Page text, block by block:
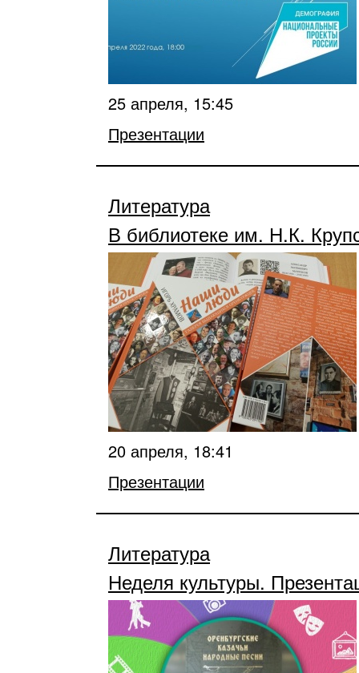
25 апреля, 15:45
Презентации
Литература
В библиотеке им. Н.К.
20 апреля, 18:41
Презентации
Литература
Неделя культуры.